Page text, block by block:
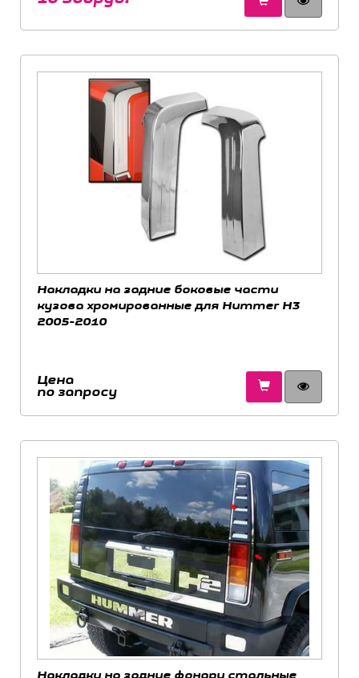
Накладки на задние боковые части
кузова хромированные для Hummer H3
2005-2010
Цена
по запросу
Накладки на задние фонари стальные